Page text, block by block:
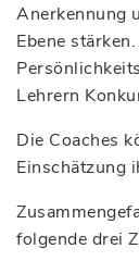
Anerkennung
Ebene
Lehrern
Die Coaches
Einschätzung
folgende drei